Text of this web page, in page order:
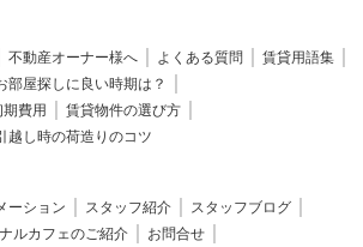
不動産オーナー様へ よくある質問
賃貸用語集
部屋探しに良い時期は？
費用
賃貸物件の選び方
越し時の荷造りのコツ
ーション スタッフ紹介
スタッフブログ
ナルカフェのご紹介
お問合せ